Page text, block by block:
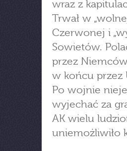
wraz z
Trwał w
Czerwonej i
Sowietów.
przez
w końcu przez
Po wojnie
wyjechać za
AK wielu
uniemożliwiło